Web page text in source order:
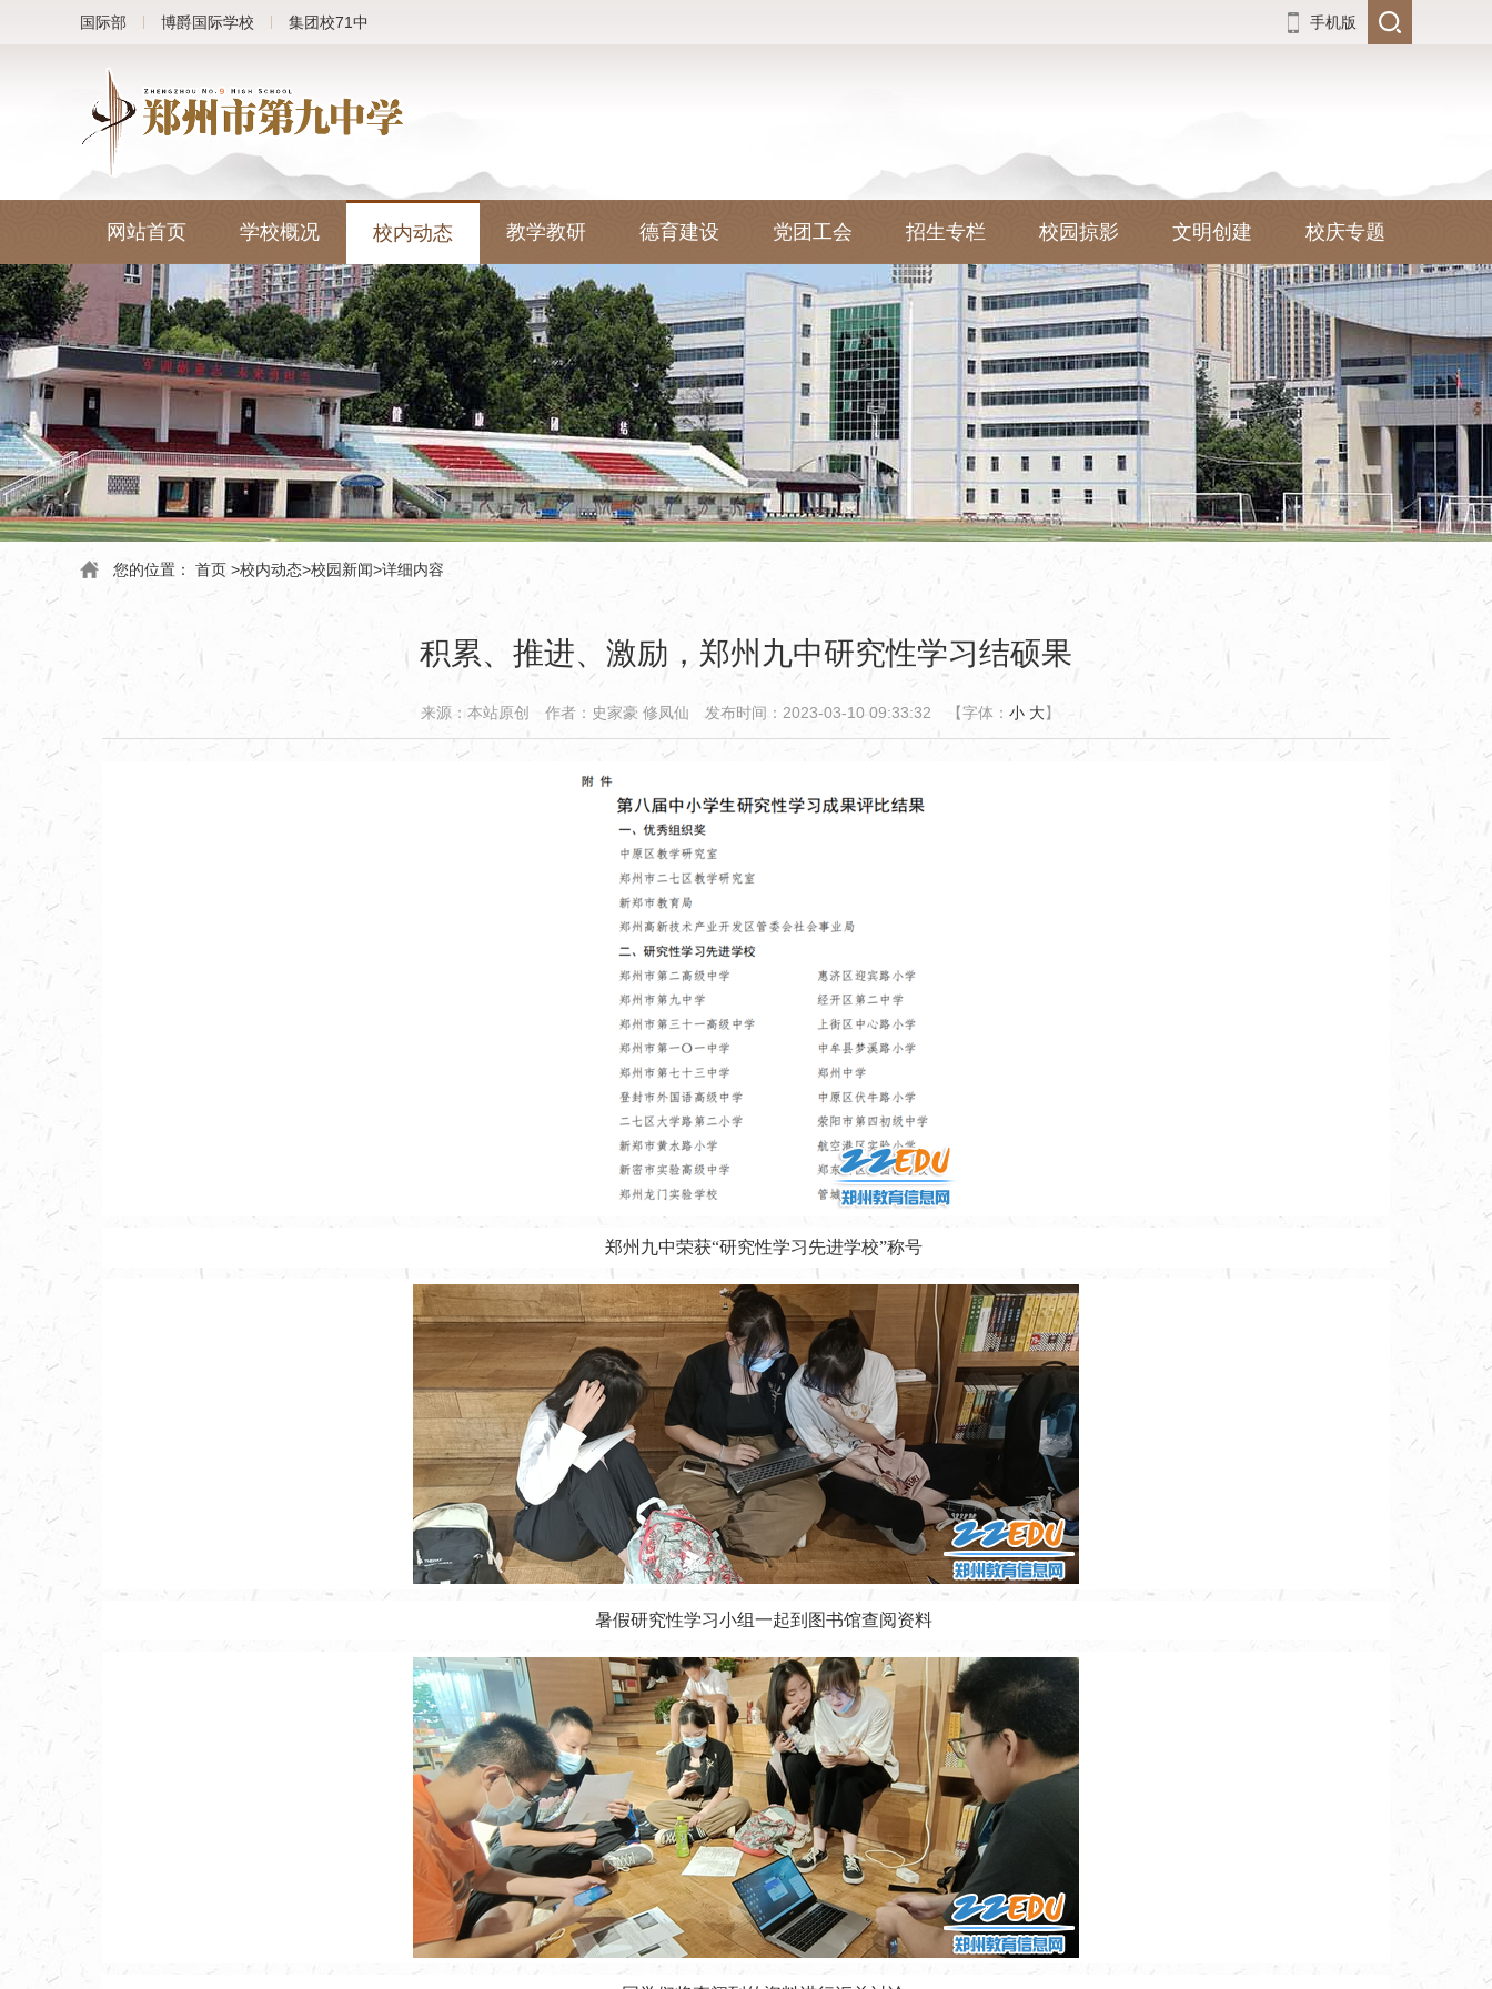
国际部 博爵国际学校 集团校71中 手机版
网站首页 学校概况 校内动态 教学教研 德育建设 党团工会 招生专栏 校园掠影 文明创建 校庆专题
您的位置： 首页 >校内动态>校园新闻>详细内容
积累、推进、激励，郑州九中研究性学习结硕果
来源：本站原创 作者：史家豪 修凤仙 发布时间：2023-03-10 09:33:32 【字体： 小 大】
郑州九中荣获“研究性学习先进学校”称号
暑假研究性学习小组一起到图书馆查阅资料